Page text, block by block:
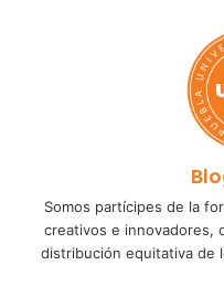
Somos partícipes de la
creativos e innovadores,
distribución equitativa de